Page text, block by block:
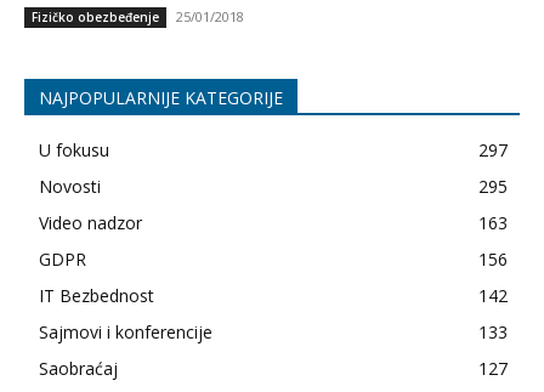
Fizičko obezbeđenje 25/01/2018
NAJPOPULARNIJE KATEGORIJE
U fokusu
297
Novosti
295
Video nadzor
163
GDPR
156
IT Bezbednost
142
Sajmovi i konferencije
133
Saobraćaj
127